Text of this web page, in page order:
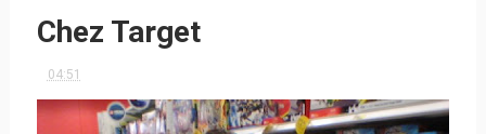
Chez Target
04:51